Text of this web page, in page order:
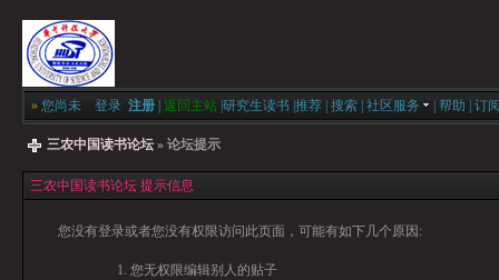
» 您尚未 登录 注册 返回主站 研究生读书 推荐 搜索 社区服务 帮助 订
三农中国读书论坛 » 论坛提示
三农中国读书论坛 提示信息
您没有登录或者您没有权限访问此页面，可能有如下几个原因:
您无权限编辑别人的贴子